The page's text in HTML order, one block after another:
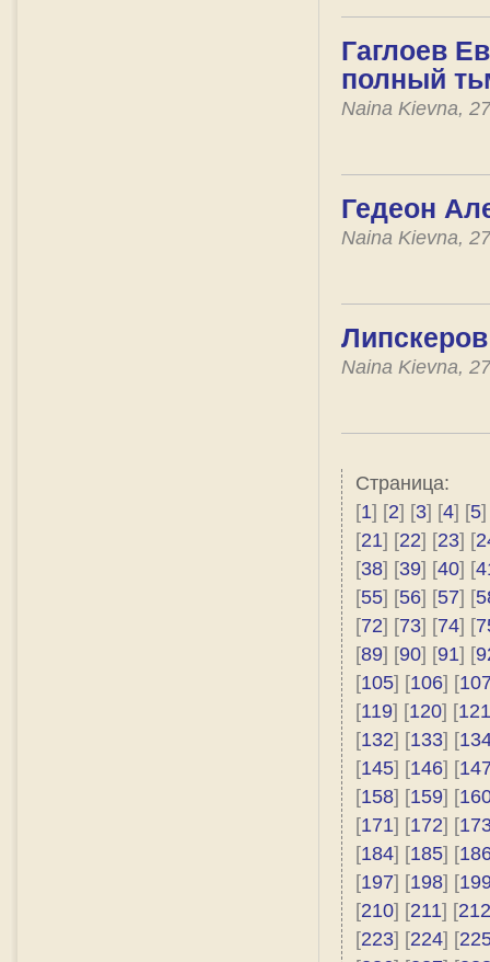
Гаглоев
полный
Naina Kievna,
Гедеон
Naina Kievna,
Naina Kievna,
Страница:
[1] [2] [3] [4] [5]
[21] [22] [23] [
[38] [39] [40] [
[55] [56] [57] [
[72] [73] [74] [
[89] [90] [91] [
[105] [106] [
[119] [120] [121
[132] [133] [
[145] [146] [
[158] [159] [
[171] [172] [
[184] [185] [
[197] [198] [
[210] [211] [212
[223] [224] [